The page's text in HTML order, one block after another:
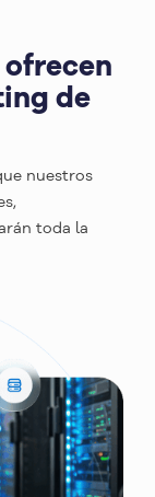
de
nuestros
toda la